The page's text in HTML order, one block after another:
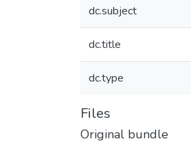
dc.subject
dc.title
dc.type
Files
Original bundle